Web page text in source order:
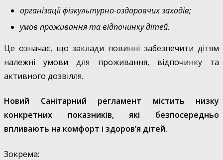
організації фізкультурно-оздоровчих заходів;
умов проживання та відпочинку дітей.
Це означає, що заклади повинні забезпечити дітям
належні умови для проживання, відпочинку та
активного дозвілля.
Новий Санітарний регламент містить низку
конкретних показників, які безпосередньо
впливають на комфорт і здоров’я дітей.
Зокрема: